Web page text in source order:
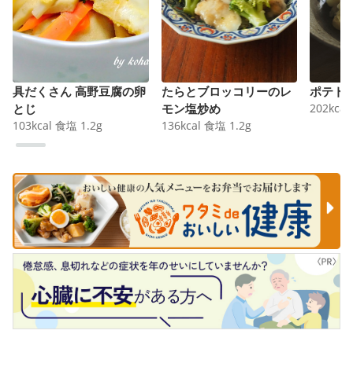
具だくさん 高野豆腐の卵
とじ
103kcal 食塩 1.2g
たらとブロッコリーのレ
モン塩炒め
136kcal 食塩 1.2g
ポテト
202kcal